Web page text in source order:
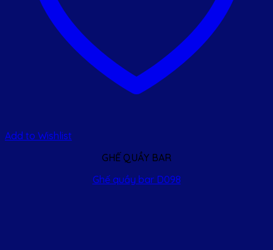
Add to Wishlist
GHẾ QUẦY BAR
Ghế quầy bar D098